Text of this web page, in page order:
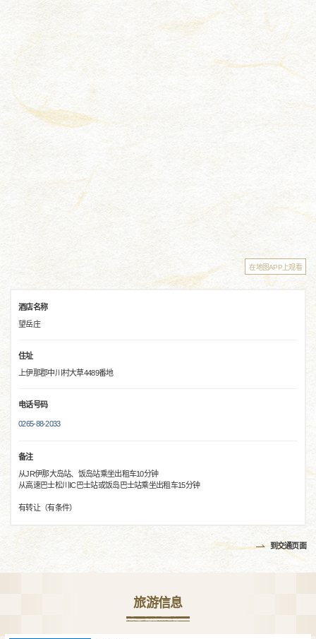
在地图APP上观看
酒店名称
望岳庄
住址
上伊那郡中川村大草4489番地
电话号码
0265-88-2033
备注
从JR伊那大岛站、饭岛站乘坐出租车10分钟
从高速巴士松川IC巴士站或饭岛巴士站乘坐出租车15分钟
有转让（有条件）
到交通页面
旅游信息